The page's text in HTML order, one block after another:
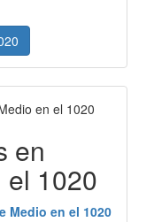
en
el 1020
Medio en el 1020